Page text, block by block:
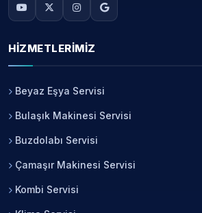
HIZMETLERIMIZ
Beyaz Eşya Servisi
Bulaşık Makinesi Servisi
Buzdolabı Servisi
Çamaşır Makinesi Servisi
Kombi Servisi